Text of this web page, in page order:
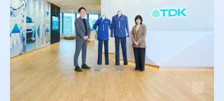
お問い合わせ
株式会社オンワードホールディングス
株式会社オンワード樫山
オンワードパーソナルスタイル
〒102－8115
東京都千代田区飯田橋二丁目10－10